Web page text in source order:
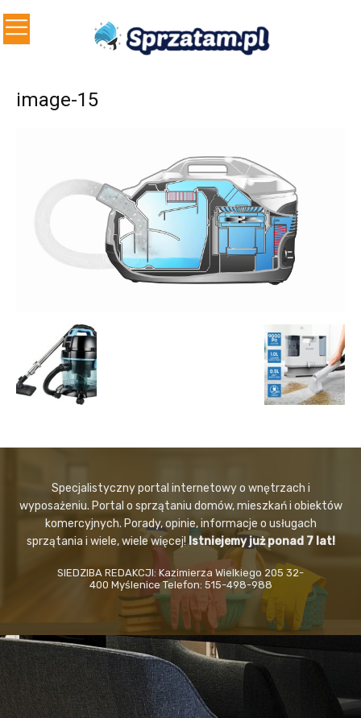
image-15
Specjalistyczny portal internetowy o wnętrzach i
wyposażeniu. Portal o sprzątaniu domów, mieszkań i obiektów
komercyjnych. Porady, opinie, informacje o usługach
sprzątania i wiele, wiele więcej!Istniejemy już ponad 7 lat!
SIEDZIBA REDAKCJI: Kazimierza Wielkiego 205 32-
400 Myślenice Telefon: 515-498-988